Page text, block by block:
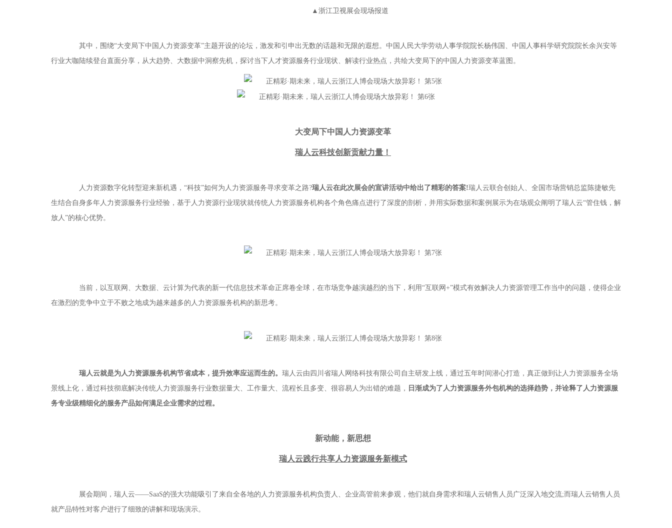
▲浙江卫视展会现场报道
其中，围绕“大变局下中国人力资源变革”主题开设的论坛，激发和引申出无数的话题和无限的遐想。中国人民大学劳动人事学院院长杨伟国、中国人事科学研究院院长余兴安等
行业大咖陆续登台直面分享，从大趋势、大数据中洞察先机，探讨当下人才资源服务行业现状、解读行业热点，共绘大变局下的中国人力资源变革蓝图。
大变局下中国人力资源变革
瑞人云科技创新贡献力量！
人力资源数字化转型迎来新机遇，“科技”如何为人力资源服务寻求变革之路?瑞人云在此次展会的宣讲活动中给出了精彩的答案!瑞人云联合创始人、全国市场营销总监陈捷敏先
生结合自身多年人力资源服务行业经验，基于人力资源行业现状就传统人力资源服务机构各个角色痛点进行了深度的剖析，并用实际数据和案例展示为在场观众阐明了瑞人云“管住钱，解
放人”的核心优势。
当前，以互联网、大数据、云计算为代表的新一代信息技术革命正席卷全球，在市场竞争越演越烈的当下，利用“互联网+”模式有效解决人力资源管理工作当中的问题，使得企业
在激烈的竞争中立于不败之地成为越来越多的人力资源服务机构的新思考。
瑞人云就是为人力资源服务机构节省成本，提升效率应运而生的。 瑞人云由四川省瑞人网络科技有限公司自主研发上线，通过五年时间潜心打造，真正做到让人力资源服务全场
景线上化，通过科技彻底解决传统人力资源服务行业数据量大、工作量大、流程长且多变、很容易人为出错的难题， 日渐成为了人力资源服务外包机构的选择趋势，并诠释了人力资源服
务专业级精细化的服务产品如何满足企业需求的过程。
新动能，新思想
瑞人云践行共享人力资源服务新模式
展会期间，瑞人云——SaaS的强大功能吸引了来自全各地的人力资源服务机构负责人、企业高管前来参观，他们就自身需求和瑞人云销售人员广泛深入地交流;而瑞人云销售人员
就产品特性对客户进行了细致的讲解和现场演示。